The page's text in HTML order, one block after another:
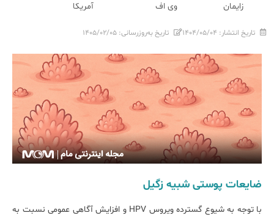
زایمان
وی اف
آمریکا
تاریخ انتشار: ۱۴۰۴/۰۵/۰۴ تاریخ به‌روزرسانی: ۱۴۰۵/۰۲/۰۵
ضایعات پوستی شبیه زگیل
با توجه به شیوع گسترده ویروس HPV و افزایش آگاهی عمومی نسبت به